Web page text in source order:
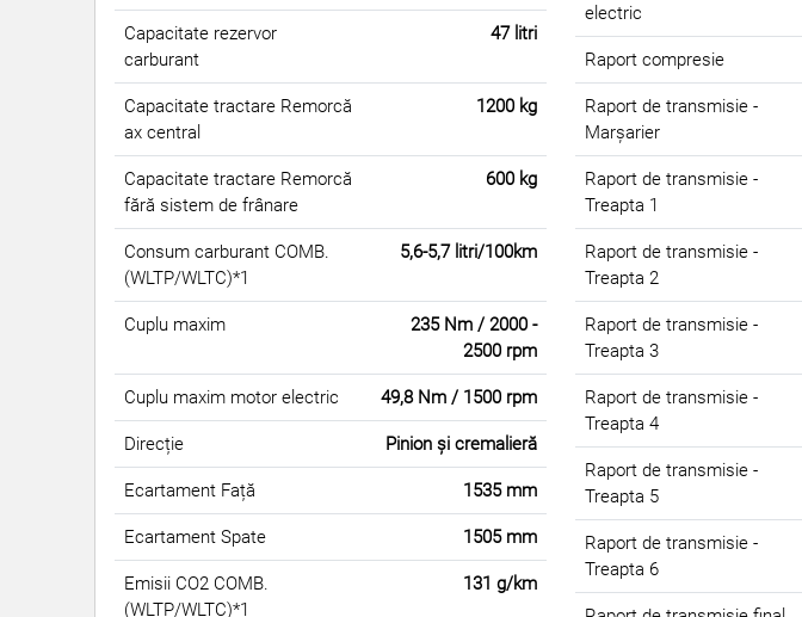
Capacitate rezervor
carburant
47 litri
Capacitate tractare Remorcă
ax central
1200 kg
Capacitate tractare Remorcă
fără sistem de frânare
600 kg
Consum carburant COMB.
(WLTP/WLTC)*1
5,6-5,7 litri/100km
Cuplu maxim
235 Nm / 2000 -
2500 rpm
Cuplu maxim motor electric 49,8 Nm / 1500 rpm
Direcție Pinion și cremalieră
Ecartament Față 1535 mm
Ecartament Spate 1505 mm
Emisii CO2 COMB.
(WLTP/WLTC)*1
131 g/km
electric
Raport compresie
Raport de transmisie -
Marșarier
Raport de transmisie -
Treapta 1
Raport de transmisie -
Treapta 2
Raport de transmisie -
Treapta 3
Raport de transmisie -
Treapta 4
Raport de transmisie -
Treapta 5
Raport de transmisie -
Treapta 6